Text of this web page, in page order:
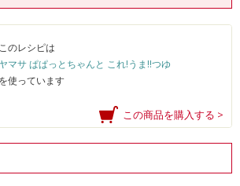
このレシピは
ヤマサ ぱぱっとちゃんと これ!うま!!つゆ
を使っています
この商品を購入する >